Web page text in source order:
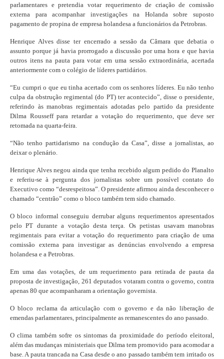
parlamentares e pretendia votar requerimento de criação de comissão
externa para acompanhar investigações na Holanda sobre suposto
pagamento de propina de empresa holandesa a funcionários da Petrobras.
Henrique Alves disse ter encerrado a sessão da Câmara que debatia o
assunto porque já havia prorrogado a discussão por uma hora e que havia
outros itens na pauta para votar em uma sessão extraordinária, acertada
anteriormente com o colégio de líderes partidários.
“Eu cumpri o que eu tinha acertado com os senhores líderes. Eu não tenho
culpa da obstrução regimental (do PT) ter acontecido”, disse o presidente,
referindo às manobras regimentais adotadas pelo partido da presidente
Dilma Rousseff para retardar a votação do requerimento, que deve ser
retomada na quarta-feira.
“Não tenho partidarismo na condução da Casa”, disse a jornalistas, ao
deixar o plenário.
Henrique Alves negou ainda que tenha recebido algum pedido do Planalto
e referiu-se à pergunta dos jornalistas sobre um possível contato do
Executivo como “desrespeitosa”. O presidente afirmou ainda desconhecer o
chamado “centrão” como o bloco também tem sido chamado.
O bloco informal conseguiu derrubar alguns requerimentos apresentados
pelo PT durante a votação desta terça. Os petistas usavam manobras
regimentais para evitar a votação do requerimento para criação de uma
comissão externa para investigar as denúncias envolvendo a empresa
holandesa e a Petrobras.
Em uma das votações, de um requerimento para retirada de pauta da
proposta de investigação, 261 deputados votaram contra o governo, contra
apenas 80 que acompanharam a orientação governista.
O bloco reclama da articulação com o governo e da não liberação de
emendas parlamentares, principalmente as remanescentes do ano passado.
O clima também sofre os sintomas da proximidade do período eleitoral,
além das mudanças ministeriais que Dilma tem promovido para acomodar a
base. A pauta trancada na Casa desde o ano passado também tem irritado os